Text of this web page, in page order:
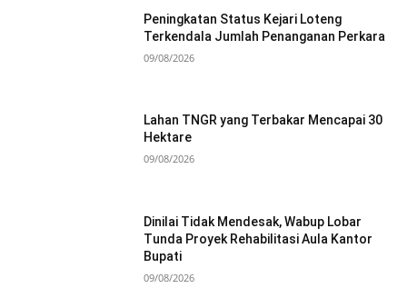
Peningkatan Status Kejari Loteng
Terkendala Jumlah Penanganan Perkara
09/08/2026
Lahan TNGR yang Terbakar Mencapai 30
Hektare
09/08/2026
Dinilai Tidak Mendesak, Wabup Lobar
Tunda Proyek Rehabilitasi Aula Kantor
Bupati
09/08/2026